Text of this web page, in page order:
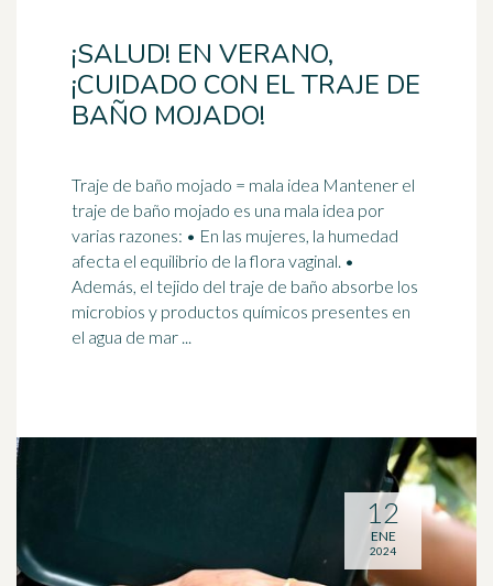
¡SALUD! EN VERANO,
¡CUIDADO CON EL TRAJE DE
BAÑO MOJADO!
Traje de baño mojado = mala idea Mantener el
traje de baño mojado es una mala idea por
varias razones: • En las mujeres, la humedad
afecta el equilibrio de la flora vaginal. •
Además, el tejido del traje de baño absorbe los
microbios y productos químicos presentes en
el agua de mar ...
12
ENE
2024